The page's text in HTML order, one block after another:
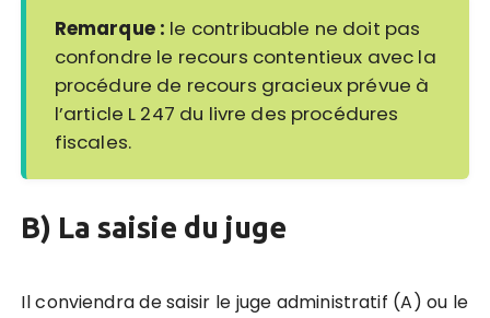
Remarque : le contribuable ne doit pas
confondre le recours contentieux avec la
procédure de recours gracieux prévue à
l’article L 247 du livre des procédures
fiscales.
B) La saisie du juge
Il conviendra de saisir le juge administratif (A) ou le